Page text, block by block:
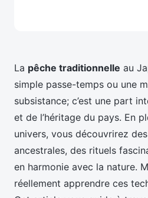
La pêche traditionnelle au
simple passe-temps ou une
subsistance; c’est une part
et de l’héritage du pays. En
univers, vous découvrirez
ancestrales, des rituels
en harmonie avec la nature.
réellement apprendre ces